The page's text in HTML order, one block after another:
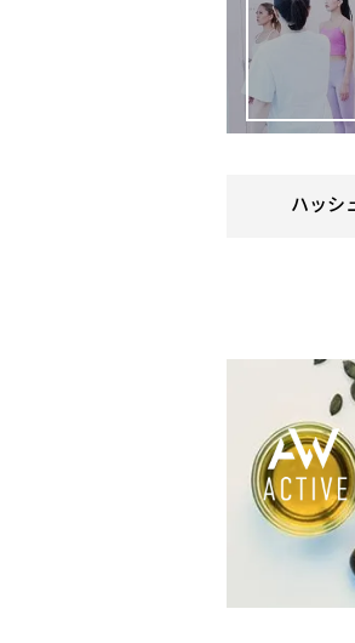
ハッシ